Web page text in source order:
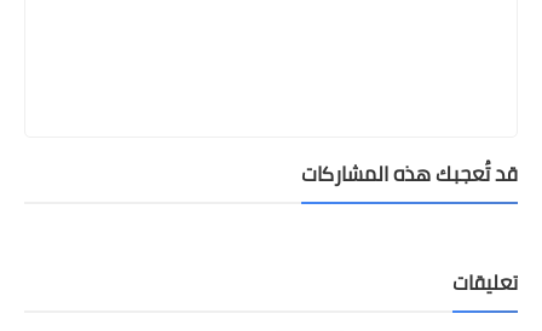
قد تُعجبك هذه المشاركات
تعليقات